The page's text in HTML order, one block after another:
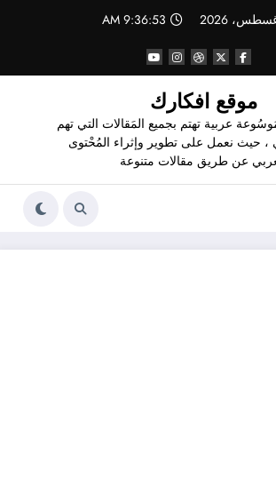
9:36:54 AM
موقع افكارك
عربية تهتم بجميع المَقالات التي تهم
، حيث نعمل على تطوير وإثراء المُحْتوى
عن طريق مقالات متنوعة